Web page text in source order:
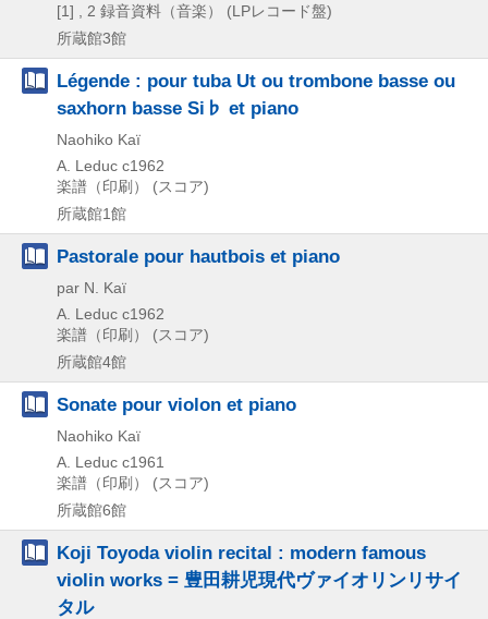
[1] , 2 録音資料（音楽） (LPレコード盤)
所蔵館3館
Légende : pour tuba Ut ou trombone basse ou
saxhorn basse Si♭ et piano
Naohiko Kaï
A. Leduc c1962
楽譜（印刷） (スコア)
所蔵館1館
Pastorale pour hautbois et piano
par N. Kaï
A. Leduc c1962
楽譜（印刷） (スコア)
所蔵館4館
Sonate pour violon et piano
Naohiko Kaï
A. Leduc c1961
楽譜（印刷） (スコア)
所蔵館6館
Koji Toyoda violin recital : modern famous
violin works = 豊田耕児現代ヴァイオリンリサイ
タル